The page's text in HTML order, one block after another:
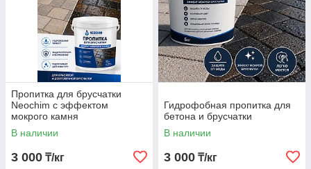
Пропитка для брусчатки
Neochim с эффектом
мокрого камня
В наличии
3 000 ₸/кг
Гидрофобная пропитка для
бетона и брусчатки
В наличии
3 000 ₸/кг